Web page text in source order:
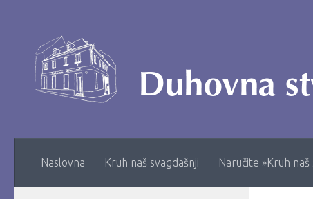
Naslovna Kruh naš svagdašnji Naručite »Kruh naš